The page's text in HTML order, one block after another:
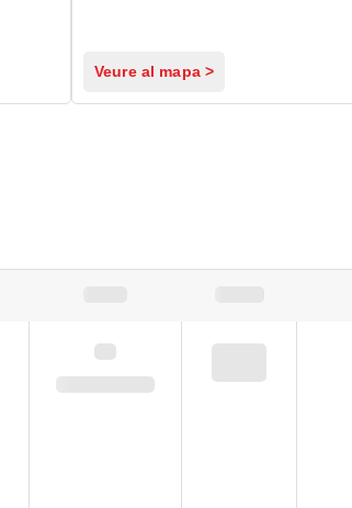
Veure al mapa >